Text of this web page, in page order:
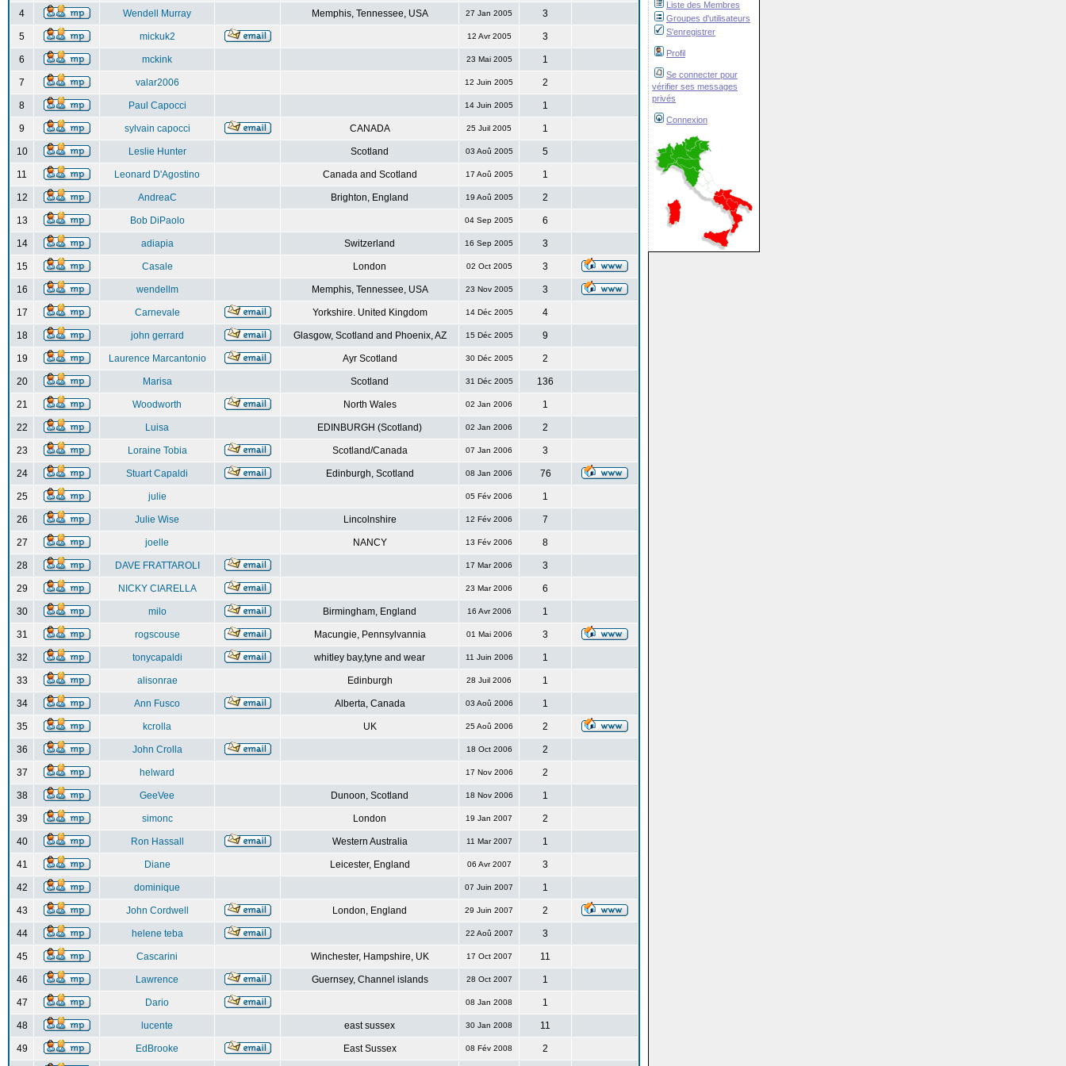
Liste des Membres
Groupes d'utilisateurs
S'enregistrer
Profil
Se connecter pour
vérifier ses messages
privés
Connexion
4 Wendell Murray Memphis, Tennessee, USA 27 Jan 2005 3
5 mickuk2 12 Avr 2005 3
6 mckink 23 Mai 2005 1
7 valar2006 12 Juin 2005 2
8 Paul Capocci 14 Juin 2005 1
9 sylvain capocci CANADA 25 Juil 2005 1
10 Leslie Hunter Scotland 03 Aoû 2005 5
11 Leonard D'Agostino Canada and Scotland 17 Aoû 2005 1
12 AndreaC Brighton, England 19 Aoû 2005 2
13 Bob DiPaolo 04 Sep 2005 6
14 adiapia Switzerland 16 Sep 2005 3
15 Casale London 02 Oct 2005 3
16 wendellm Memphis, Tennessee, USA 23 Nov 2005 3
17 Carnevale Yorkshire. United Kingdom 14 Déc 2005 4
18 john gerrard Glasgow, Scotland and Phoenix, AZ 15 Déc 2005 9
19 Laurence Marcantonio Ayr Scotland 30 Déc 2005 2
20 Marisa Scotland 31 Déc 2005 136
21 Woodworth North Wales 02 Jan 2006 1
22 Luisa EDINBURGH (Scotland) 02 Jan 2006 2
23 Loraine Tobia Scotland/Canada 07 Jan 2006 3
24 Stuart Capaldi Edinburgh, Scotland 08 Jan 2006 76
25 julie 05 Fév 2006 1
26 Julie Wise Lincolnshire 12 Fév 2006 7
27 joelle NANCY 13 Fév 2006 8
28 DAVE FRATTAROLI 17 Mar 2006 3
29 NICKY CIARELLA 23 Mar 2006 6
30 milo Birmingham, England 16 Avr 2006 1
31 rogscouse Macungie, Pennsylvannia 01 Mai 2006 3
32 tonycapaldi whitley bay,tyne and wear 11 Juin 2006 1
33 alisonrae Edinburgh 28 Juil 2006 1
34 Ann Fusco Alberta, Canada 03 Aoû 2006 1
35 kcrolla UK 25 Aoû 2006 2
36 John Crolla 18 Oct 2006 2
37 helward 17 Nov 2006 2
38 GeeVee Dunoon, Scotland 18 Nov 2006 1
39 simonc London 19 Jan 2007 2
40 Ron Hassall Western Australia 11 Mar 2007 1
41 Diane Leicester, England 06 Avr 2007 3
42 dominique 07 Juin 2007 1
43 John Cordwell London, England 29 Juin 2007 2
44 helene teba 22 Aoû 2007 3
45 Cascarini Winchester, Hampshire, UK 17 Oct 2007 11
46 Lawrence Guernsey, Channel islands 28 Oct 2007 1
47 Dario 08 Jan 2008 1
48 lucente east sussex 30 Jan 2008 11
49 EdBrooke East Sussex 08 Fév 2008 2